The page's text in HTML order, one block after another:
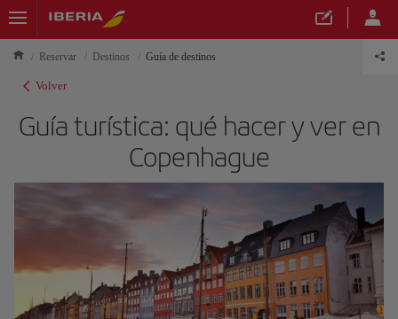
Reservar Destinos Guía de destinos
Volver
Guía turística: qué hacer y ver en
Copenhague